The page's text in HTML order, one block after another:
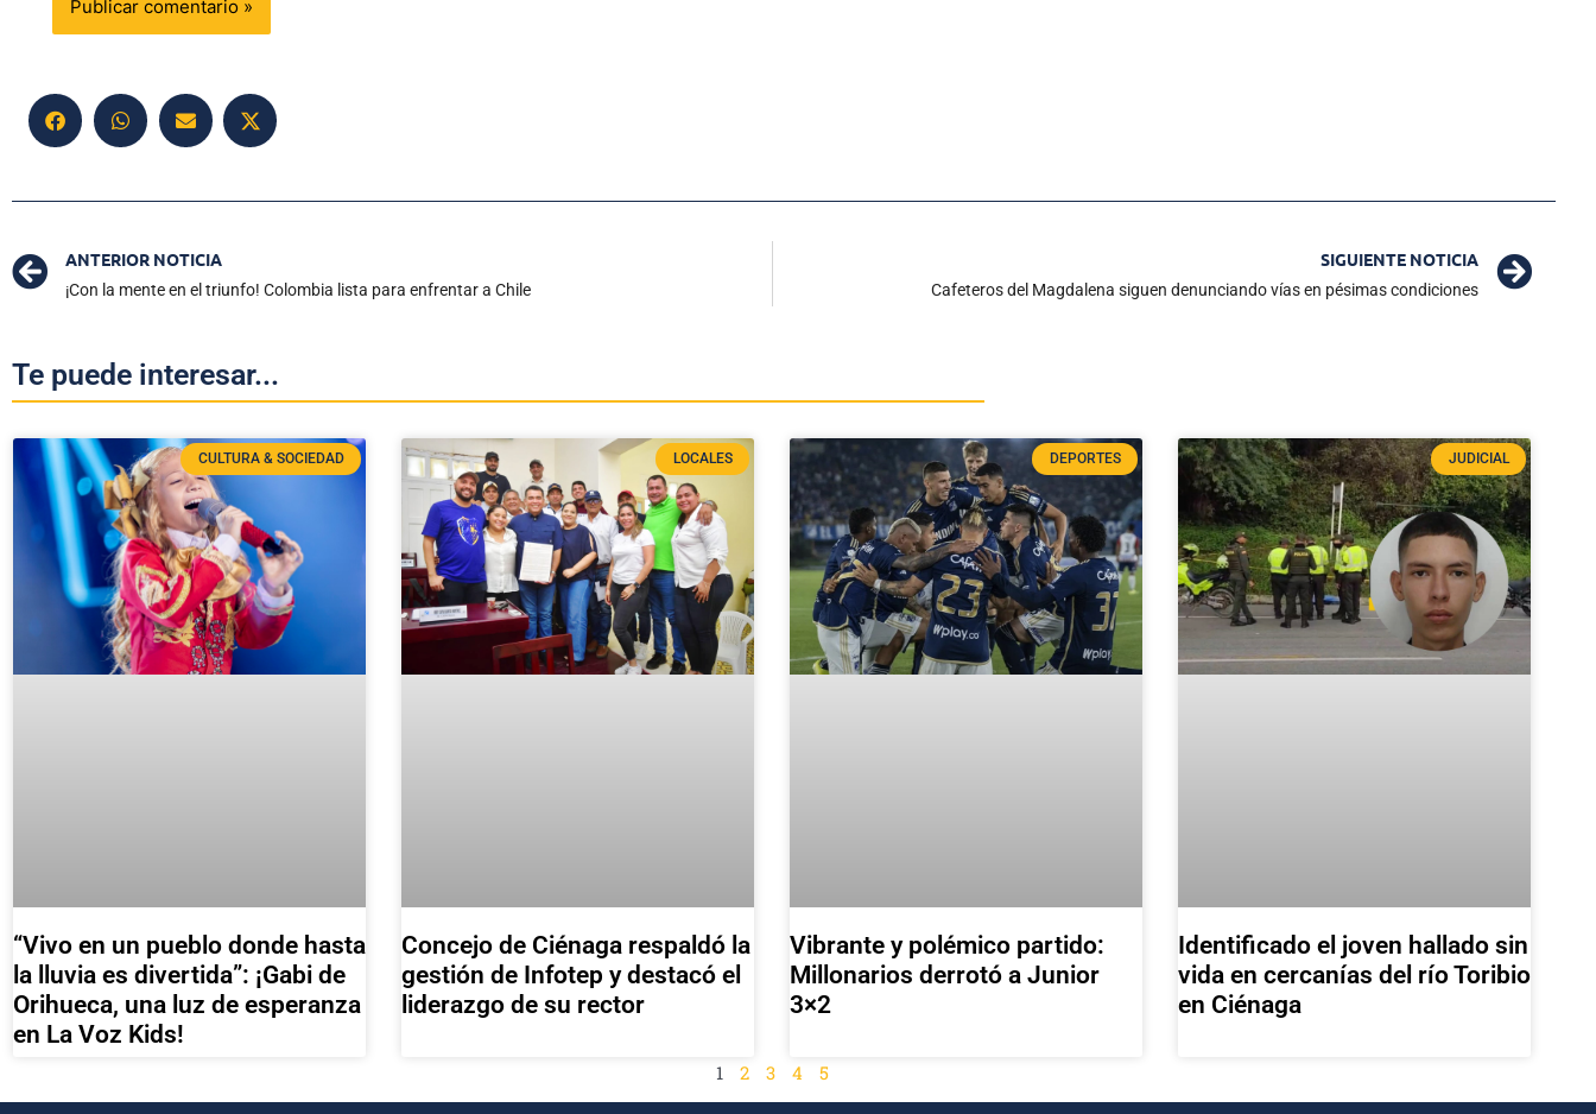
ANTERIOR NOTICIA
¡Con la mente en el triunfo! Colombia lista para enfrentar a Chile
SIGUIENTE NOTICIA
Cafeteros del Magdalena siguen denunciando vías en pésimas condiciones
Te puede interesar...
CULTURA & SOCIEDAD
“Vivo en un pueblo donde hasta
la lluvia es divertida”: ¡Gabi de
Orihueca, una luz de esperanza
en La Voz Kids!
LOCALES
Concejo de Ciénaga respaldó la
gestión de Infotep y destacó el
liderazgo de su rector
DEPORTES
Vibrante y polémico partido:
Millonarios derrotó a Junior
3×2
JUDICIAL
Identificado el joven hallado sin
vida en cercanías del río Toribio
en Ciénaga
1 2 3 4 5